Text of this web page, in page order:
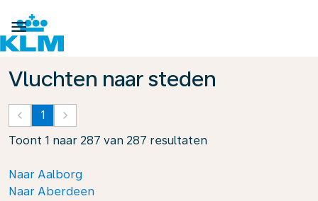

Vluchten naar steden
keyboard_arrow_left 1 keyboard_arrow_right
Toont 1 naar 287 van 287 resultaten
Naar Aalborg
Naar Aberdeen